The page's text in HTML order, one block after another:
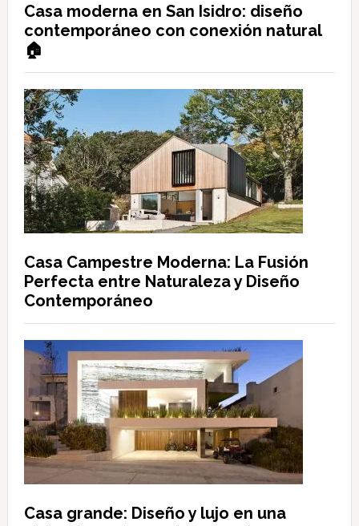
Casa moderna en San Isidro: diseño
contemporáneo con conexión natural
🏠
Casa Campestre Moderna: La Fusión
Perfecta entre Naturaleza y Diseño
Contemporáneo
Casa grande: Diseño y lujo en una